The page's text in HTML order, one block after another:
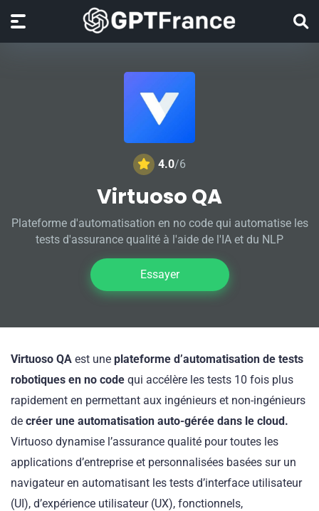
4.0/6
Virtuoso QA
Plateforme d'automatisation en no code qui automatise les
tests d'assurance qualité à l'aide de l'IA et du NLP
Essayer
Virtuoso QA est une plateforme d’automatisation de tests
robotiques en no code qui accélère les tests 10 fois plus
rapidement en permettant aux ingénieurs et non-ingénieurs
de créer une automatisation auto-gérée dans le cloud.
Virtuoso dynamise l’assurance qualité pour toutes les
applications d’entreprise et personnalisées basées sur un
navigateur en automatisant les tests d’interface utilisateur
(UI), d’expérience utilisateur (UX), fonctionnels,